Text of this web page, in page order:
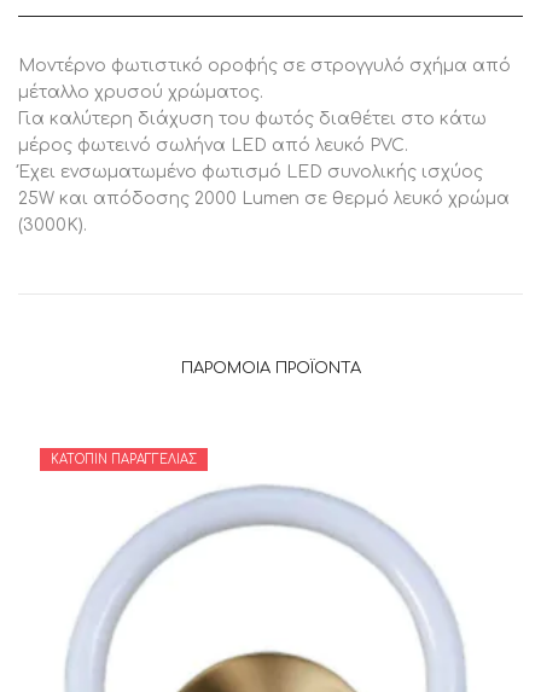
Μοντέρνο φωτιστικό οροφής σε στρογγυλό σχήμα από
μέταλλο χρυσού χρώματος.
Για καλύτερη διάχυση του φωτός διαθέτει στο κάτω
μέρος φωτεινό σωλήνα LED από λευκό PVC.
Έχει ενσωματωμένο φωτισμό LED συνολικής ισχύος
25W και απόδοσης 2000 Lumen σε θερμό λευκό χρώμα
(3000K).
ΠΑΡΌΜΟΙΑ ΠΡΟΪΌΝΤΑ
ΚΑΤΌΠΙΝ ΠΑΡΑΓΓΕΛΊΑΣ